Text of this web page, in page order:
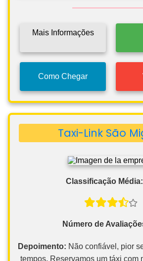
Mais Informações
Como Chegar
Taxi-Link São
Classificação Média:
Número de
Depoimento: Não confiável, pior
tempos. Reservamos um táxi com